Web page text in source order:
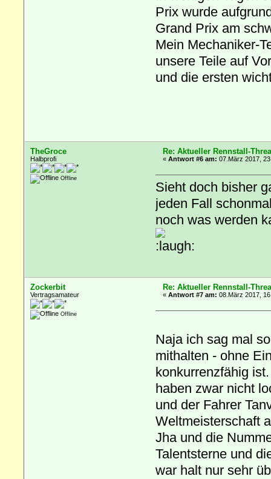
Prix wurde
Grand Prix am
Mein Mechaniker-
unsere Teile auf
und die ersten
TheGroce
Halbprofi
Offline
Re: Aktueller Rennstall-
«Antwort #6 am: 07.März 2017,
Sieht doch bisher
jeden Fall
noch was werden
Zockerbit
Vertragsamateur
Offline
Re: Aktueller Rennstall-
«Antwort #7 am: 08.März 2017,
Naja ich sag mal
mithalten - ohne
konkurrenzfähig
haben zwar nicht
und der Fahrer
Weltmeisterschaft
Jha und die
Talentsterne und
war halt nur sehr